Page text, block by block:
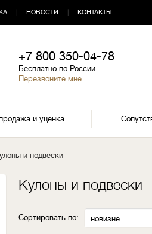
НОВОСТИ КОНТАКТЫ
+7 800 350-04-78
Бесплатно по России
Перезвоните мне
и уценка
и подвески
Кулоны и подвески
Сортировать по: новизне